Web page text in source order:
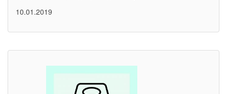
10.01.2019